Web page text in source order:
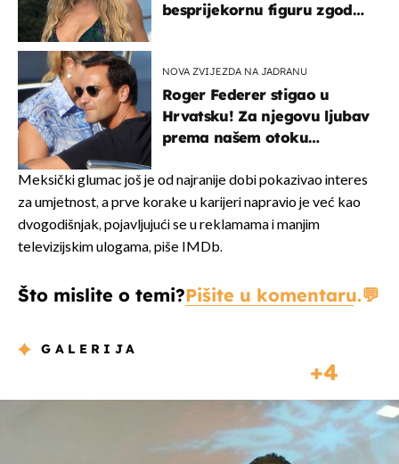
besprijekornu figuru zgodne
NOVA ZVIJEZDA NA JADRANU
Roger Federer stigao u
Hrvatsku! Za njegovu ljubav
prema našem otoku
Hrvat
Meksički glumac još je od najranije dobi pokazivao interes
za umjetnost, a prve korake u karijeri napravio je već kao
dvogodišnjak, pojavljujući se u reklamama i manjim
televizijskim ulogama, piše IMDb.
Što mislite o temi?Pišite u komentaru.
GALERIJA
4